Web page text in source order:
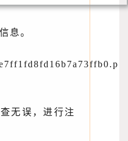
息。
无误，进行注